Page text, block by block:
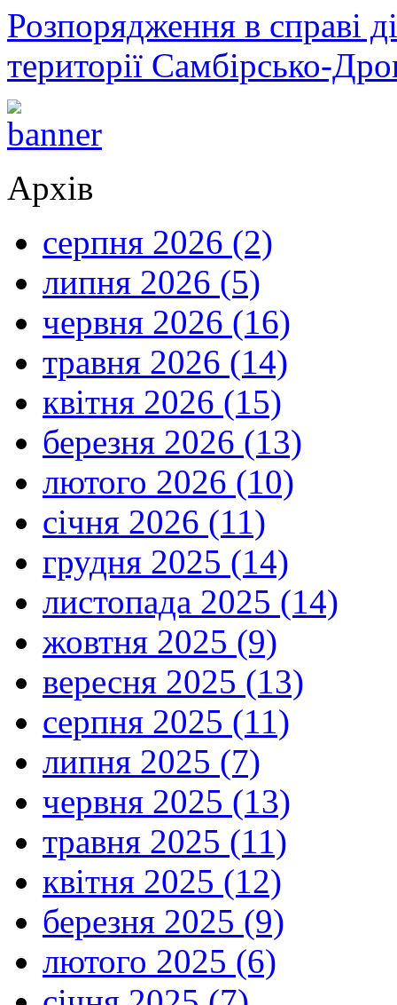
Розпорядження в справі
території Самбірсько-
Архів
серпня 2026 (2)
липня 2026 (5)
червня 2026 (16)
травня 2026 (14)
квітня 2026 (15)
березня 2026 (13)
лютого 2026 (10)
січня 2026 (11)
грудня 2025 (14)
листопада 2025 (14)
жовтня 2025 (9)
вересня 2025 (13)
серпня 2025 (11)
липня 2025 (7)
червня 2025 (13)
травня 2025 (11)
квітня 2025 (12)
березня 2025 (9)
лютого 2025 (6)